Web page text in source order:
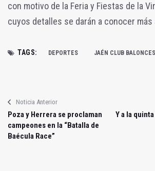
con motivo de la Feria y Fiestas de la
cuyos detalles se darán a conocer más
TAGS: DEPORTES JAÉN CLUB
Noticia Anterior
Poza y Herrera se proclaman
campeones en la “Batalla de
Baécula Race”
Y a la